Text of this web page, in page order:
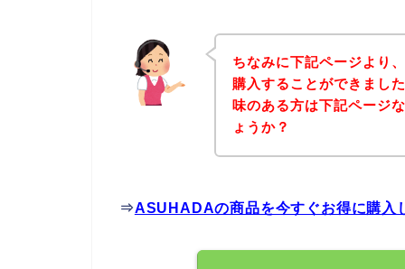
ちなみに下記ページより
購入することができまし
味のある方は下記ページ
ょうか？
⇒ASUHADAの商品を今すぐお得に購入